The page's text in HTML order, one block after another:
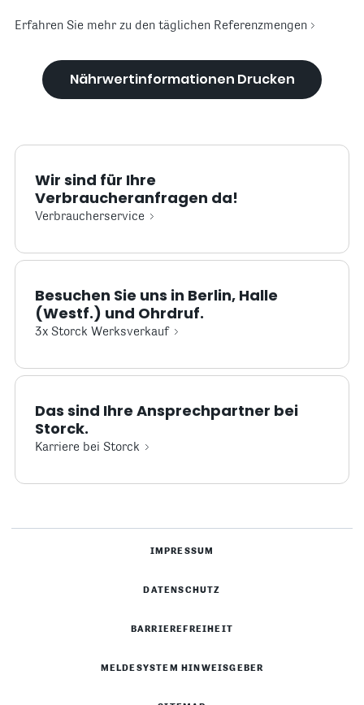
Erfahren Sie mehr zu den täglichen Referenzmengen
Nährwertinformationen Drucken
Wir sind für Ihre
Verbraucheranfragen da!
Verbraucherservice
Besuchen Sie uns in Berlin, Halle
(Westf.) und Ohrdruf.
3x Storck Werksverkauf
Das sind Ihre Ansprechpartner bei
Storck.
Karriere bei Storck
IMPRESSUM
DATENSCHUTZ
BARRIEREFREIHEIT
MELDESYSTEM HINWEISGEBER